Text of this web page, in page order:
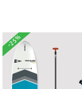
-25%
-25%